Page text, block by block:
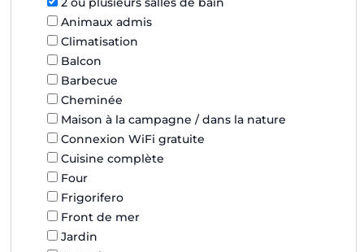
Animaux admis
Climatisation
Balcon
Barbecue
Cheminée
Maison à la campagne / dans la nature
Connexion WiFi gratuite
Cuisine complète
Four
Frigorifero
Front de mer
Jardin